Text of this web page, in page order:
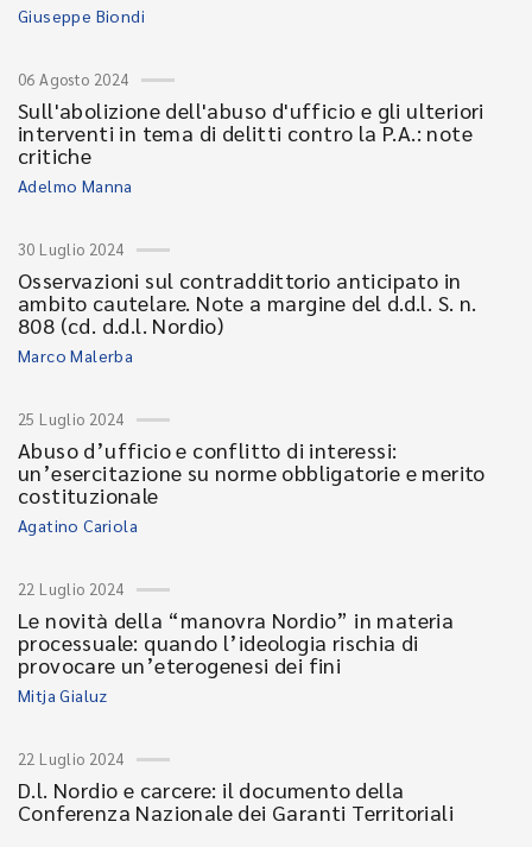
Giuseppe Biondi
06 Agosto 2024
Sull'abolizione dell'abuso d'ufficio e gli ulteriori
interventi in tema di delitti contro la P.A.: note
critiche
Adelmo Manna
30 Luglio 2024
Osservazioni sul contraddittorio anticipato in
ambito cautelare. Note a margine del d.d.l. S. n.
808 (cd. d.d.l. Nordio)
Marco Malerba
25 Luglio 2024
Abuso d’ufficio e conflitto di interessi:
un’esercitazione su norme obbligatorie e merito
costituzionale
Agatino Cariola
22 Luglio 2024
Le novità della “manovra Nordio” in materia
processuale: quando l’ideologia rischia di
provocare un’eterogenesi dei fini
Mitja Gialuz
22 Luglio 2024
D.l. Nordio e carcere: il documento della
Conferenza Nazionale dei Garanti Territoriali